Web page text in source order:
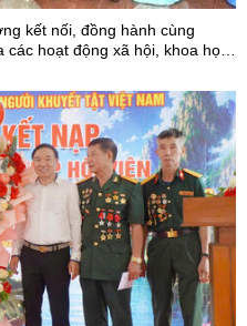
kết nối, đồng hành cùng
hoạt động xã hội, khoa học